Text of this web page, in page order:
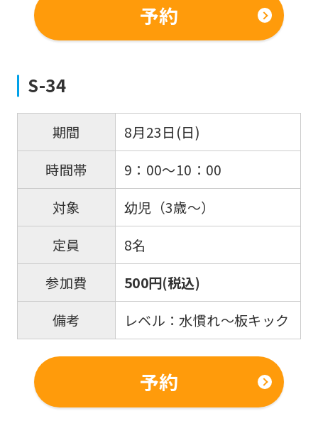
予約
S-34
期間
8月23日(日)
時間帯
9：00～10：00
対象
幼児（3歳～）
定員
8名
参加費
500円(税込)
備考
レベル：水慣れ～板キック
予約